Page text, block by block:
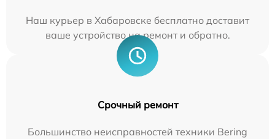
Наш курьер в Хабаровске бесплатно доставит
ваше устройство на ремонт и обратно.
Срочный ремонт
Большинство неисправностей техники Bering